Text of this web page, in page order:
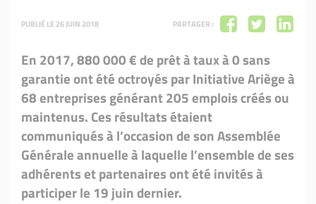
PUBLIÉ LE 26 JUIN 2018 PARTAGER :
En 2017, 880 000 € de prêt à taux à 0 sans
garantie ont été octroyés par Initiative Ariège à
68 entreprises générant 205 emplois créés ou
maintenus. Ces résultats étaient
communiqués à l’occasion de son Assemblée
Générale annuelle à laquelle l’ensemble de ses
adhérents et partenaires ont été invités à
participer le 19 juin dernier.